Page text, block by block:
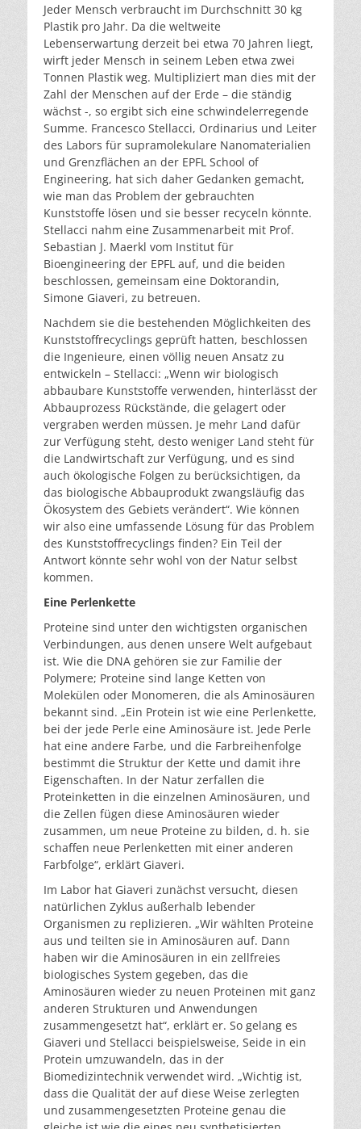
Jeder Mensch verbraucht im Durchschnitt 30 kg
Plastik pro Jahr. Da die weltweite
Lebenserwartung derzeit bei etwa 70 Jahren liegt,
wirft jeder Mensch in seinem Leben etwa zwei
Tonnen Plastik weg. Multipliziert man dies mit der
Zahl der Menschen auf der Erde – die ständig
wächst -, so ergibt sich eine schwindelerregende
Summe. Francesco Stellacci, Ordinarius und Leiter
des Labors für supramolekulare Nanomaterialien
und Grenzflächen an der EPFL School of
Engineering, hat sich daher Gedanken gemacht,
wie man das Problem der gebrauchten
Kunststoffe lösen und sie besser recyceln könnte.
Stellacci nahm eine Zusammenarbeit mit Prof.
Sebastian J. Maerkl vom Institut für
Bioengineering der EPFL auf, und die beiden
beschlossen, gemeinsam eine Doktorandin,
Simone Giaveri, zu betreuen.
Nachdem sie die bestehenden Möglichkeiten des
Kunststoffrecyclings geprüft hatten, beschlossen
die Ingenieure, einen völlig neuen Ansatz zu
entwickeln – Stellacci: „Wenn wir biologisch
abbaubare Kunststoffe verwenden, hinterlässt der
Abbauprozess Rückstände, die gelagert oder
vergraben werden müssen. Je mehr Land dafür
zur Verfügung steht, desto weniger Land steht für
die Landwirtschaft zur Verfügung, und es sind
auch ökologische Folgen zu berücksichtigen, da
das biologische Abbauprodukt zwangsläufig das
Ökosystem des Gebiets verändert“. Wie können
wir also eine umfassende Lösung für das Problem
des Kunststoffrecyclings finden? Ein Teil der
Antwort könnte sehr wohl von der Natur selbst
kommen.
Eine Perlenkette
Proteine sind unter den wichtigsten organischen
Verbindungen, aus denen unsere Welt aufgebaut
ist. Wie die DNA gehören sie zur Familie der
Polymere; Proteine sind lange Ketten von
Molekülen oder Monomeren, die als Aminosäuren
bekannt sind. „Ein Protein ist wie eine Perlenkette,
bei der jede Perle eine Aminosäure ist. Jede Perle
hat eine andere Farbe, und die Farbreihenfolge
bestimmt die Struktur der Kette und damit ihre
Eigenschaften. In der Natur zerfallen die
Proteinketten in die einzelnen Aminosäuren, und
die Zellen fügen diese Aminosäuren wieder
zusammen, um neue Proteine zu bilden, d. h. sie
schaffen neue Perlenketten mit einer anderen
Farbfolge“, erklärt Giaveri.
Im Labor hat Giaveri zunächst versucht, diesen
natürlichen Zyklus außerhalb lebender
Organismen zu replizieren. „Wir wählten Proteine
aus und teilten sie in Aminosäuren auf. Dann
haben wir die Aminosäuren in ein zellfreies
biologisches System gegeben, das die
Aminosäuren wieder zu neuen Proteinen mit ganz
anderen Strukturen und Anwendungen
zusammengesetzt hat“, erklärt er. So gelang es
Giaveri und Stellacci beispielsweise, Seide in ein
Protein umzuwandeln, das in der
Biomedizintechnik verwendet wird. „Wichtig ist,
dass die Qualität der auf diese Weise zerlegten
und zusammengesetzten Proteine genau die